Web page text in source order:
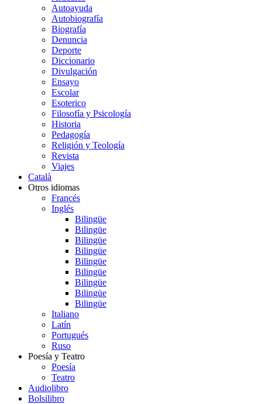
Autoayuda
Autobiografía
Biografía
Denuncia
Deporte
Diccionario
Divulgación
Ensayo
Escolar
Esoterico
Filosofía y Psicología
Historia
Pedagogía
Religión y Teología
Revista
Viajes
Català
Otros idiomas
Francés
Inglés
Bilingüe
Bilingüe
Bilingüe
Bilingüe
Bilingüe
Bilingüe
Bilingüe
Bilingüe
Bilingüe
Italiano
Latín
Portugués
Ruso
Poesía y Teatro
Poesía
Teatro
Audiolibro
Bolsilibro